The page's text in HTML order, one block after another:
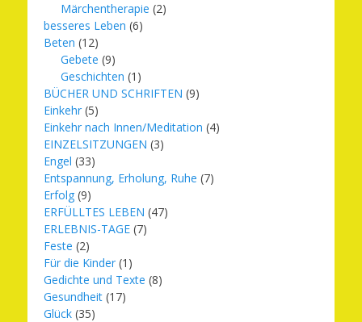
Märchentherapie (2)
besseres Leben (6)
Beten (12)
Gebete (9)
Geschichten (1)
BÜCHER UND SCHRIFTEN (9)
Einkehr (5)
Einkehr nach Innen/Meditation (4)
EINZELSITZUNGEN (3)
Engel (33)
Entspannung, Erholung, Ruhe (7)
Erfolg (9)
ERFÜLLTES LEBEN (47)
ERLEBNIS-TAGE (7)
Feste (2)
Für die Kinder (1)
Gedichte und Texte (8)
Gesundheit (17)
Glück (35)